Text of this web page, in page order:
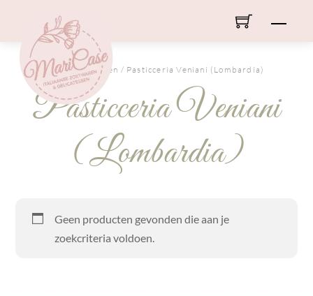
content
HOME/ Merken / Pasticceria Veniani (Lombardia)
Pasticceria Veniani
(Lombardia)
Geen producten gevonden die aan je
zoekcriteria voldoen.